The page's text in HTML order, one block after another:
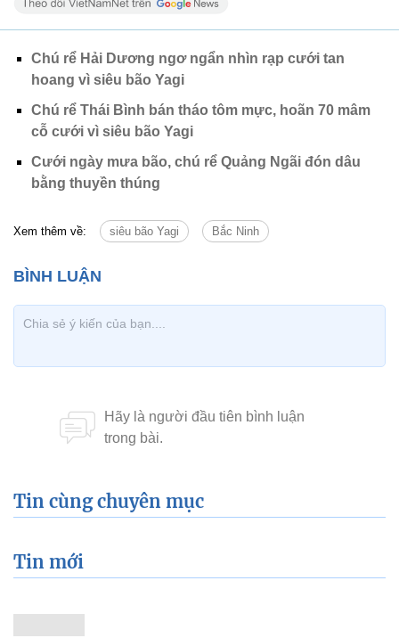
Chú rể Hải Dương ngơ ngẩn nhìn rạp cưới tan
hoang vì siêu bão Yagi
Chú rể Thái Bình bán tháo tôm mực, hoãn 70 mâm
cỗ cưới vì siêu bão Yagi
Cưới ngày mưa bão, chú rể Quảng Ngãi đón dâu
bằng thuyền thúng
Xem thêm về: siêu bão Yagi Bắc Ninh
Tin cùng chuyên mục
Tin mới